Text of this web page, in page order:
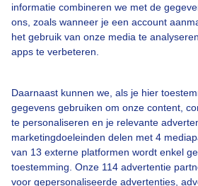
informatie combineren we met de
ons, zoals wanneer je een account
het gebruik van onze media te
apps te verbeteren.
Daarnaast kunnen we, als je hier
gegevens gebruiken om onze content,
te personaliseren en je relevante
marketingdoeleinden delen met 4
van 13 externe platformen wordt enkel
toestemming. Onze 114 advertentie
voor gepersonaliseerde advertenties,
Contact
Toegankelijkheid
Buienradar Team
Privacy beleid
Cookie beleid
Privacy instellingen